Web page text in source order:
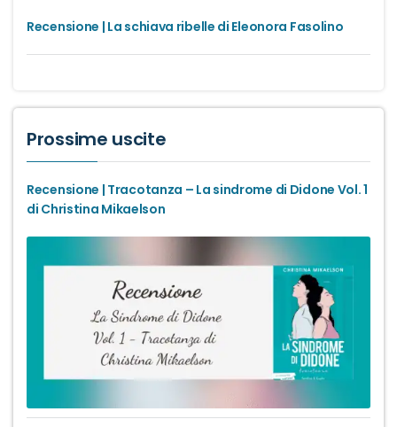
Recensione | La schiava ribelle di Eleonora Fasolino
Prossime uscite
Recensione | Tracotanza – La sindrome di Didone Vol. 1
di Christina Mikaelson